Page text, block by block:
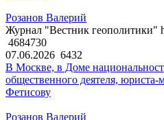
Розанов Валерий
Журнал "Вестник геополитики"
4684730
07.06.2026 6432
В Москве, в Доме
общественного деятеля,
Фетисову
Розанов Валерий